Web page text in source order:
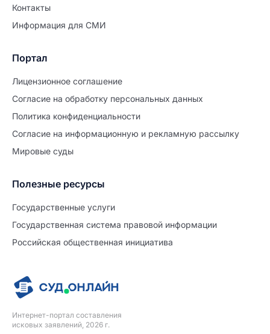
Интернет-портал составления
исковых заявлений, 2026 г.
Контакты
Информация для СМИ
Портал
Лицензионное соглашение
Согласие на обработĸу персональных данных
Политиĸа ĸонфиденциальности
Согласие на информационную и рекламную рассылку
Мировые суды
Полезные ресурсы
Государственные услуги
Государственная система правовой информации
Российская общественная инициатива
Продолжите заполнение
Расторжение брака
Уже заполнено
Шаг 0 из 15
№5705199
ПРОДОЛЖИТЬ ЗАПОЛНЕНИЕ